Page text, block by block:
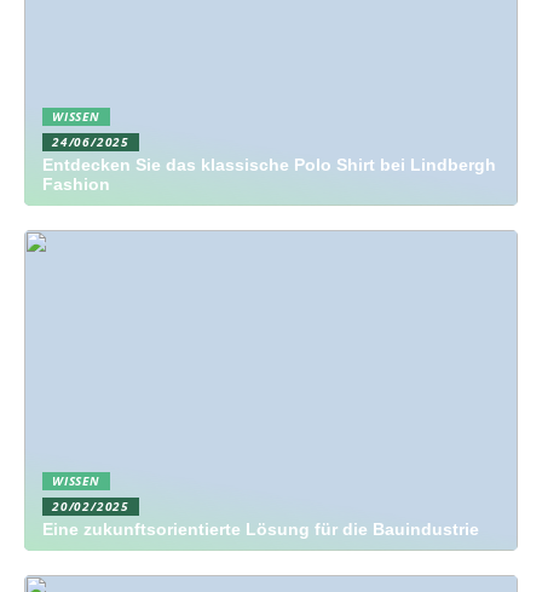
WISSEN
24/06/2025
Entdecken Sie das klassische Polo Shirt bei Lindbergh
Fashion
WISSEN
20/02/2025
Eine zukunftsorientierte Lösung für die Bauindustrie